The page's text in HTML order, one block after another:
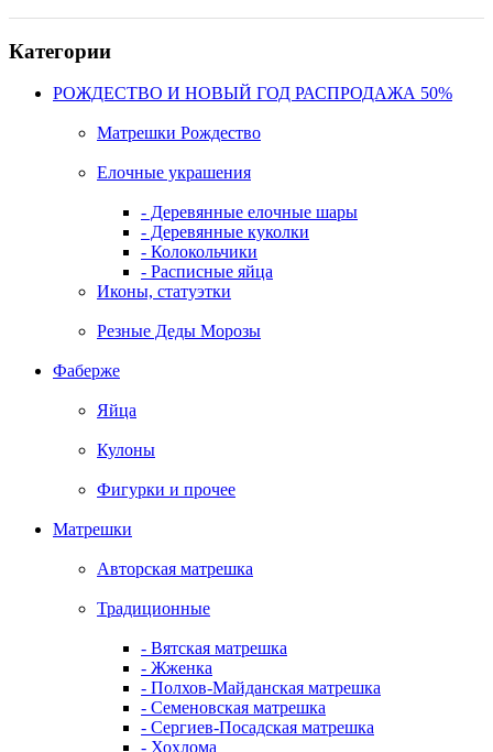
Категории
РОЖДЕСТВО И НОВЫЙ ГОД РАСПРОДАЖА 50%
Матрешки Рождество
Елочные украшения
- Деревянные елочные шары
- Деревянные куколки
- Колокольчики
- Расписные яйца
Иконы, статуэтки
Резные Деды Морозы
Фаберже
Яйца
Кулоны
Фигурки и прочее
Матрешки
Авторская матрешка
Традиционные
- Вятская матрешка
- Жженка
- Полхов-Майданская матрешка
- Семеновская матрешка
- Сергиев-Посадская матрешка
- Хохлома